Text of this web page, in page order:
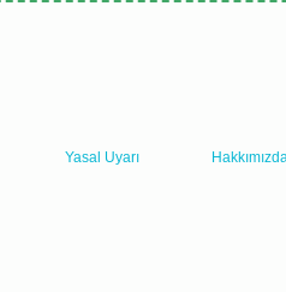
Yasal Uyarı Hakkımızda